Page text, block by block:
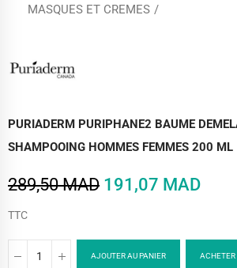
MASQUES ET CREMES
PURIADERM PURIPHANE2 BAUME
SHAMPOOING HOMMES FEMMES 200 ML
289,50 MAD 191,07 MAD
TTC
AJOUTER AU PANIER